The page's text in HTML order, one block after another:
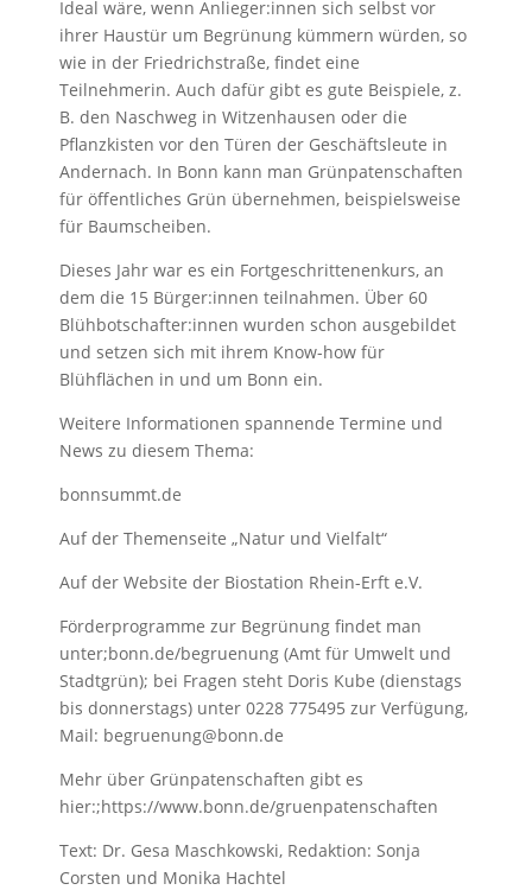
Ideal wäre, wenn Anlieger:innen sich selbst vor
ihrer Haustür um Begrünung kümmern würden, so
wie in der Friedrichstraße, findet eine
Teilnehmerin. Auch dafür gibt es gute Beispiele, z.
B. den Naschweg in Witzenhausen oder die
Pflanzkisten vor den Türen der Geschäftsleute in
Andernach. In Bonn kann man Grünpatenschaften
für öffentliches Grün übernehmen, beispielsweise
für Baumscheiben.
Dieses Jahr war es ein Fortgeschrittenenkurs, an
dem die 15 Bürger:innen teilnahmen. Über 60
Blühbotschafter:innen wurden schon ausgebildet
und setzen sich mit ihrem Know-how für
Blühflächen in und um Bonn ein.
Weitere Informationen spannende Termine und
News zu diesem Thema:
bonnsummt.de
Auf der Themenseite „Natur und Vielfalt“
Auf der Website der Biostation Rhein-Erft e.V.
Förderprogramme zur Begrünung findet man
unter;bonn.de/begruenung (Amt für Umwelt und
Stadtgrün); bei Fragen steht Doris Kube (dienstags
bis donnerstags) unter 0228 775495 zur Verfügung,
Mail: begruenung@bonn.de
Mehr über Grünpatenschaften gibt es
hier:;https://www.bonn.de/gruenpatenschaften
Text: Dr. Gesa Maschkowski, Redaktion: Sonja
Corsten und Monika Hachtel